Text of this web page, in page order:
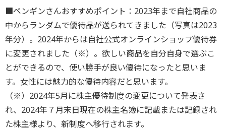
■ペンギンさんおすすめポイント：2023年まで自社商品の
中からランダムで優待品が送られてきました（写真は2023
年分）。2024年からは自社公式オンラインショップ優待券
に変更されました（※）。欲しい商品を自分自身で選ぶこ
とができるので、使い勝手が良い優待になったと思いま
す。女性には魅力的な優待内容だと思います。
（※）2024年5月に株主優待制度の変更について発表さ
れ、2024年７月末日現在の株主名簿に記載または記録され
た株主様より、新制度へ移行されます。